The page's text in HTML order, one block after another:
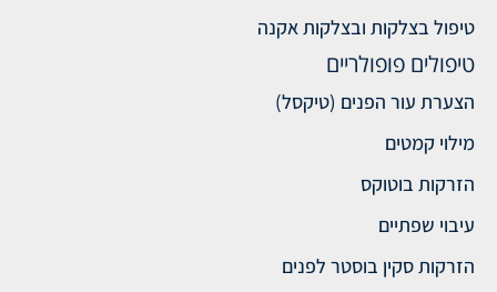
טיפול בצלקות ובצלקות אקנה
טיפולים פופולריים
הצערת עור הפנים (טיקסל)
מילוי קמטים
הזרקות בוטוקס
עיבוי שפתיים
הזרקות סקין בוסטר לפנים